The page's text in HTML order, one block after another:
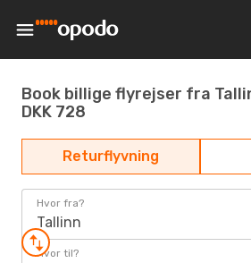
Book billige flyrejser fra
DKK 728
Returflyvning
Hvor fra?
Tallinn
Hvor til?